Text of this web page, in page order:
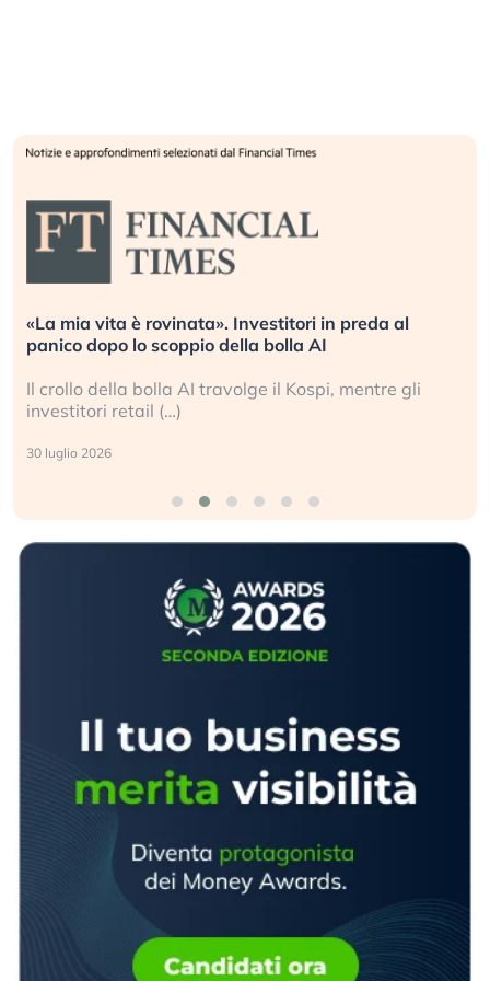
Quando la finanza pesa più dell’economia reale.
L’America sta ripetendo gli errori del 2008?
La ricchezza mondiale cresce, ma è sempre più
sganciata dall’economia reale. (…)
24 luglio 2026